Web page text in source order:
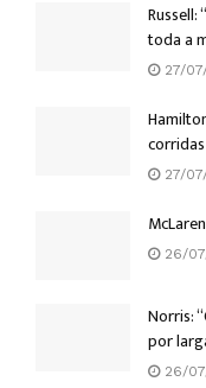
toda a
27/
27/
26/
Norris:
por
26/